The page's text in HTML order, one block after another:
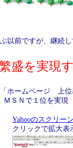
以前ですが、継続
盛を実現
ホームページ 上
ＳＮで１位を実現
Yahooのスクリー
クリックで拡大表